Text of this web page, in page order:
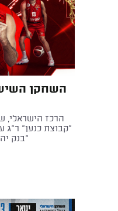
השחקן
הרכז הישראלי,
"קבוצת כנען" ר"ג
"בנק